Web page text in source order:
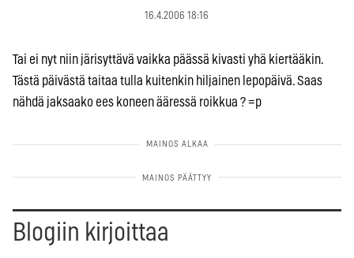
16.4.2006 18:16
Tai ei nyt niin järisyttävä vaikka päässä kivasti yhä kiertääkin.
Tästä päivästä taitaa tulla kuitenkin hiljainen lepopäivä. Saas
nähdä jaksaako ees koneen ääressä roikkua ? =p
Blogiin kirjoittaa